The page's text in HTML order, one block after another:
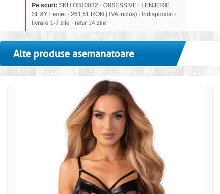
Pe scurt: SKU OB10032 · OBSESSIVE · LENJERIE
SEXY Femei · 261,51 RON (TVA inclus) · Indisponibil ·
livrare 1-7 zile · retur 14 zile
Alte produse asemanatoare